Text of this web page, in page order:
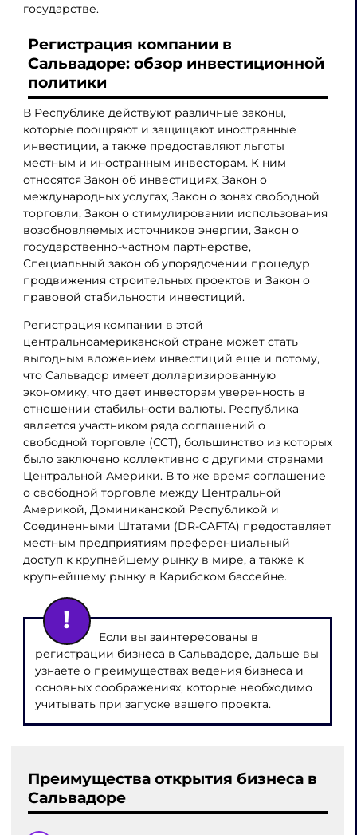
государстве.
Регистрация компании в
Сальвадоре: обзор инвестиционной
политики
В Республике действуют различные законы,
которые поощряют и защищают иностранные
инвестиции, а также предоставляют льготы
местным и иностранным инвесторам. К ним
относятся Закон об инвестициях, Закон о
международных услугах, Закон о зонах свободной
торговли, Закон о стимулировании использования
возобновляемых источников энергии, Закон о
государственно-частном партнерстве,
Специальный закон об упорядочении процедур
продвижения строительных проектов и Закон о
правовой стабильности инвестиций.
Регистрация компании в этой
центральноамериканской стране может стать
выгодным вложением инвестиций еще и потому,
что Сальвадор имеет долларизированную
экономику, что дает инвесторам уверенность в
отношении стабильности валюты. Республика
является участником ряда соглашений о
свободной торговле (ССТ), большинство из которых
было заключено коллективно с другими странами
Центральной Америки. В то же время соглашение
о свободной торговле между Центральной
Америкой, Доминиканской Республикой и
Соединенными Штатами (DR-CAFTA) предоставляет
местным предприятиям преференциальный
доступ к крупнейшему рынку в мире, а также к
крупнейшему рынку в Карибском бассейне.
Если вы заинтересованы в
регистрации бизнеса в Сальвадоре, дальше вы
узнаете о преимуществах ведения бизнеса и
основных соображениях, которые необходимо
учитывать при запуске вашего проекта.
Преимуществаоткрытия бизнеса в
Сальвадоре